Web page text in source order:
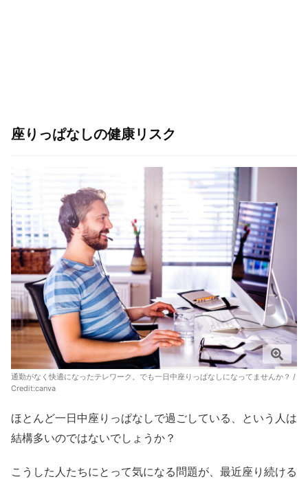
座りっぱなしの健康リスク
通勤がなく快適になったテレワーク。でも一日中座りっぱなしになってませんか？ /
Credit:canva
ほとんど一日中座りっぱなしで過ごしている、という人は
結構多いのではないでしょうか？
こうした人たちにとって気になる問題が、最近座り続ける